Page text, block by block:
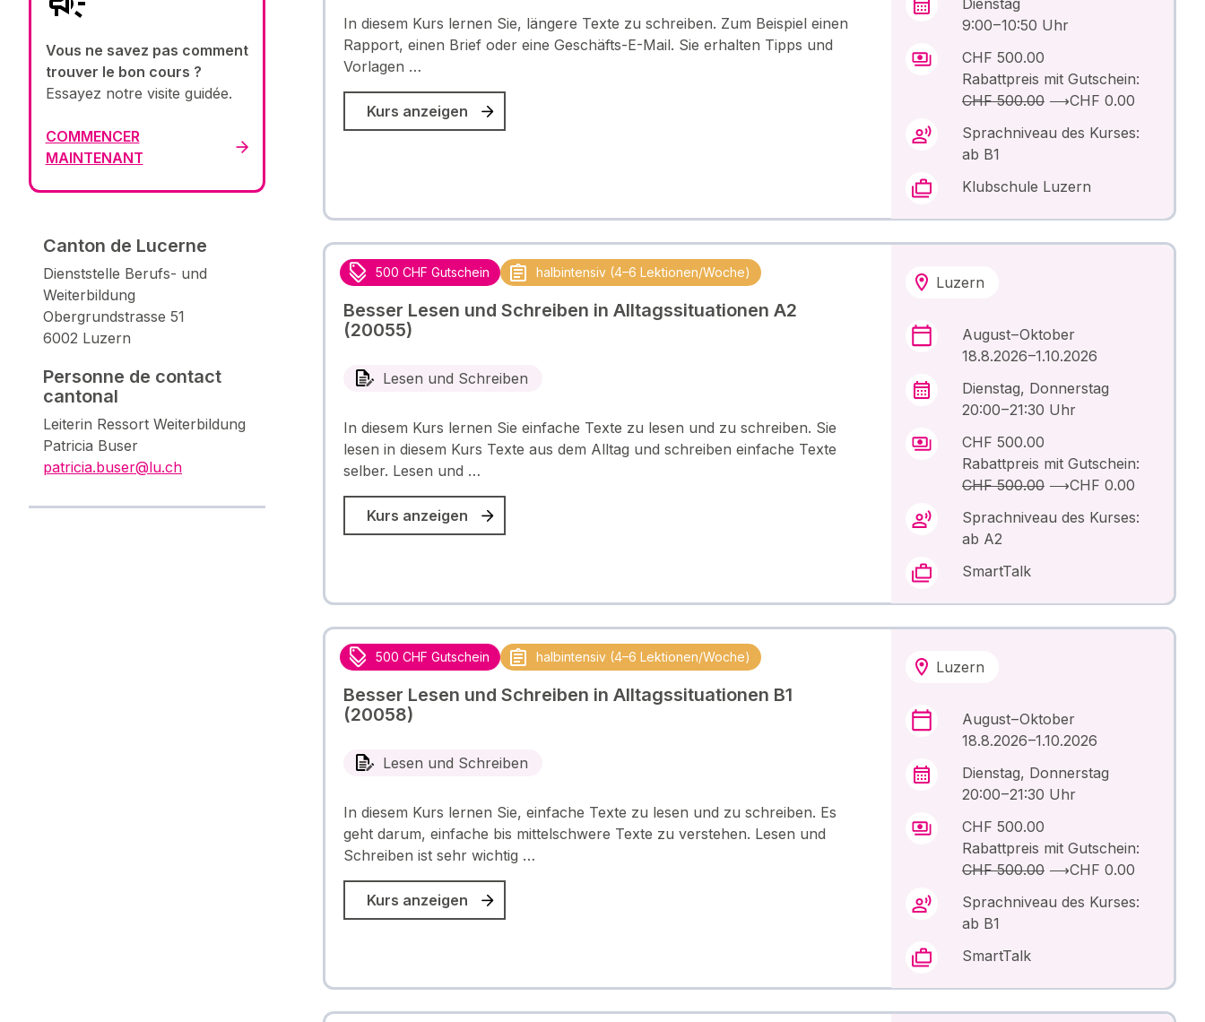
Vous ne savez pas comment
trouver le bon cours ?
Essayez notre visite guidée.
COMMENCER
MAINTENANT
Canton de Lucerne
Dienststelle Berufs- und
Weiterbildung
Obergrundstrasse 51
6002 Luzern
Personne de contact
cantonal
Leiterin Ressort Weiterbildung
Patricia Buser
patricia.buser@lu.ch
In diesem Kurs lernen Sie, längere Texte zu schreiben. Zum Beispiel einen
Rapport, einen Brief oder eine Geschäfts-E-Mail. Sie erhalten Tipps und
Vorlagen …
Kurs anzeigen
9:00 – 10:50 Uhr
CHF 500.00
Rabattpreis mit Gutschein:
CHF 500.00 ⟶CHF 0.00
Sprachniveau des Kurses:
ab B1
Klubschule Luzern
500 CHF Gutschein halbintensiv (4–6 Lektionen/Woche)
Besser Lesen und Schreiben in Alltagssituationen A2
(20055)
Lesen und Schreiben
In diesem Kurs lernen Sie einfache Texte zu lesen und zu schreiben. Sie
lesen in diesem Kurs Texte aus dem Alltag und schreiben einfache Texte
selber. Lesen und …
Kurs anzeigen
Luzern
August – Oktober
18.8.2026 –1.10.2026
Dienstag, Donnerstag
20:00 – 21:30 Uhr
CHF 500.00
Rabattpreis mit Gutschein:
CHF 500.00 ⟶CHF 0.00
Sprachniveau des Kurses:
ab A2
SmartTalk
500 CHF Gutschein halbintensiv (4–6 Lektionen/Woche)
Besser Lesen und Schreiben in Alltagssituationen B1
(20058)
Lesen und Schreiben
In diesem Kurs lernen Sie, einfache Texte zu lesen und zu schreiben. Es
geht darum, einfache bis mittelschwere Texte zu verstehen. Lesen und
Schreiben ist sehr wichtig …
Kurs anzeigen
Luzern
August – Oktober
18.8.2026 –1.10.2026
Dienstag, Donnerstag
20:00 – 21:30 Uhr
CHF 500.00
Rabattpreis mit Gutschein:
CHF 500.00 ⟶CHF 0.00
Sprachniveau des Kurses:
ab B1
SmartTalk